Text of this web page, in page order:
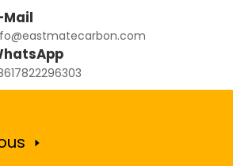
Mail
Coke de pétrole graphitisé
graphitisé